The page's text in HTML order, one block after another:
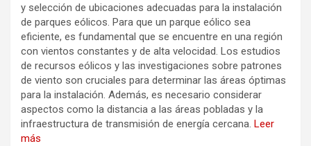
y selección de ubicaciones adecuadas para la instalación
de parques eólicos. Para que un parque eólico sea
eficiente, es fundamental que se encuentre en una región
con vientos constantes y de alta velocidad. Los estudios
de recursos eólicos y las investigaciones sobre patrones
de viento son cruciales para determinar las áreas óptimas
para la instalación. Además, es necesario considerar
aspectos como la distancia a las áreas pobladas y la
infraestructura de transmisión de energía cercana. Leer
más